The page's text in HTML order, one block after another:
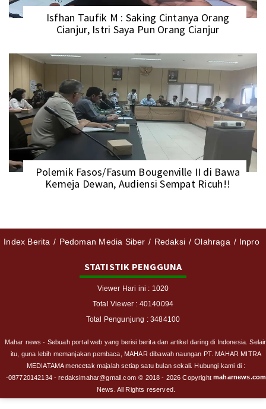
Isfhan Taufik M : Saking Cintanya Orang
Cianjur, Istri Saya Pun Orang Cianjur
Polemik Fasos/Fasum Bougenville II di Bawa
Kemeja Dewan, Audiensi Sempat Ricuh!!
Index Berita Pedoman Media Siber Redaksi Olahraga Inpro
STATISTIK PENGGUNA
Viewer Hari ini : 1020
Total Viewer : 40140094
Total Pengunjung : 3484100
Mahar news - Sebuah portal web yang berisi berita dan artikel daring di Indonesia.
itu, guna lebih memanjakan pembaca, MAHAR dibawah naungan PT. MAHAR MITRA
MEDIATAMA mencetak majalah setiap satu bulan sekali. Hubungi kami di :
-087720142134 - redaksimahar@gmail.com © 2018 - 2026 Copyrightmaharnews.com
News. All Rights reserved.